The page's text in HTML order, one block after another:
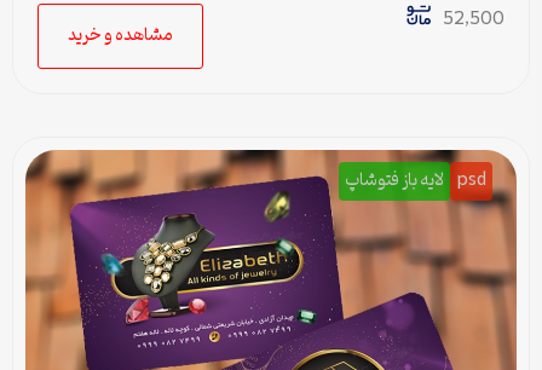
52,500
مشاهده و خرید
psd لایه باز فتوشاپ